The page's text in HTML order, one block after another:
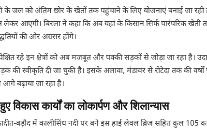
के जल को अंतिम छोर के खेतों तक पहुंचाने के लिए योजनाएं बनाई जा
लेकर आएगी। बिरला ने कहा कि अब यहां के किसान सिर्फ पारंपरिक खेती
की ओर अग्रसर होंगे।
रहे इन क्षेत्रों को अब मजबूत और पक्की सड़कों से जोड़ा जा रहा है।
स्वीकृति दी जा चुकी है। इसके अलावा, मंडावर से रोटेदा तक की वर्षों
बढ़ाया जा रहा है।
कार्यों का लोकार्पण और शिलान्यास
बड़ौद में कालीसिंध नदी पर बने इस हाई लेवल ब्रिज सहित कुल 105